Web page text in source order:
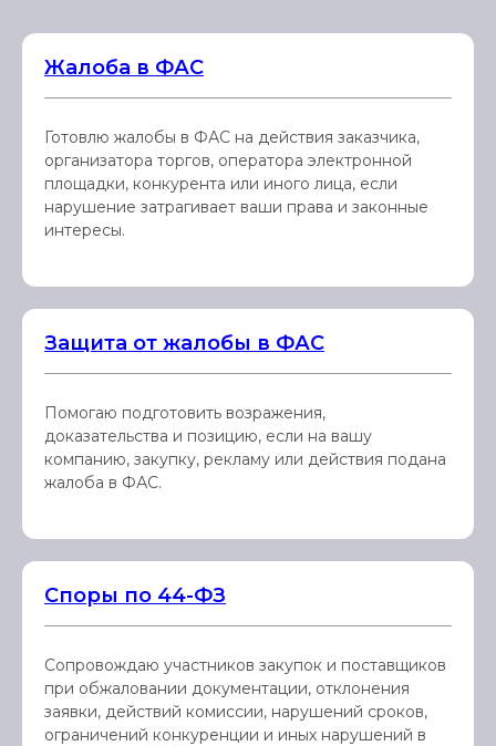
Жалоба в ФАС
Готовлю жалобы в ФАС на действия заказчика,
организатора торгов, оператора электронной
площадки, конкурента или иного лица, если
нарушение затрагивает ваши права и законные
интересы.
Защита от жалобы в ФАС
Помогаю подготовить возражения,
доказательства и позицию, если на вашу
компанию, закупку, рекламу или действия подана
жалоба в ФАС.
Споры по 44-ФЗ
Сопровождаю участников закупок и поставщиков
при обжаловании документации, отклонения
заявки, действий комиссии, нарушений сроков,
ограничений конкуренции и иных нарушений в